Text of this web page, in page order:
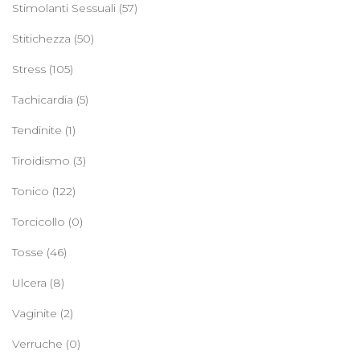
Stimolanti Sessuali (57)
Stitichezza (50)
Stress (105)
Tachicardia (5)
Tendinite (1)
Tiroidismo (3)
Tonico (122)
Torcicollo (0)
Tosse (46)
Ulcera (8)
Vaginite (2)
Verruche (0)